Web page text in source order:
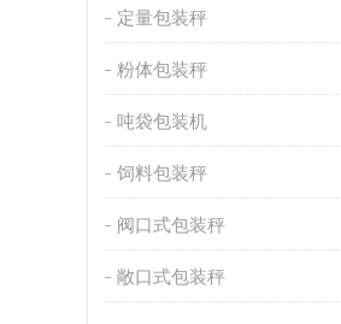
定量包装秤
粉体包装秤
吨袋包装机
饲料包装秤
阀口式包装秤
敞口式包装秤